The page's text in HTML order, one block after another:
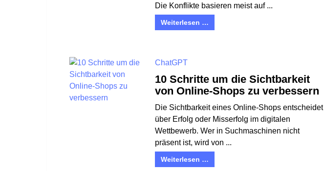
Die Konflikte basieren meist auf ...
Weiterlesen …
ChatGPT
10 Schritte um die Sichtbarkeit
von Online-Shops zu verbessern
Die Sichtbarkeit eines Online-Shops entscheidet
über Erfolg oder Misserfolg im digitalen
Wettbewerb. Wer in Suchmaschinen nicht
präsent ist, wird von ...
Weiterlesen …